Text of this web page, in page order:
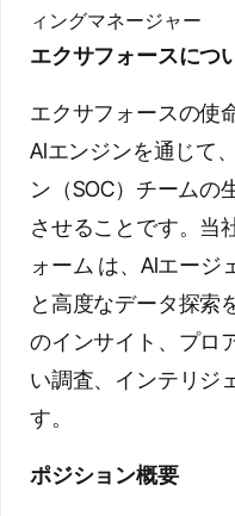
ィングマネージャー
エクサフォースにつ
エクサフォースの使
AIエンジンを通じて
ン（SOC）チームの
させることです。当
ォーム は、AIエージ
と高度なデータ探索
のインサイト、プロ
い調査、インテリジ
す。
ポジション概要